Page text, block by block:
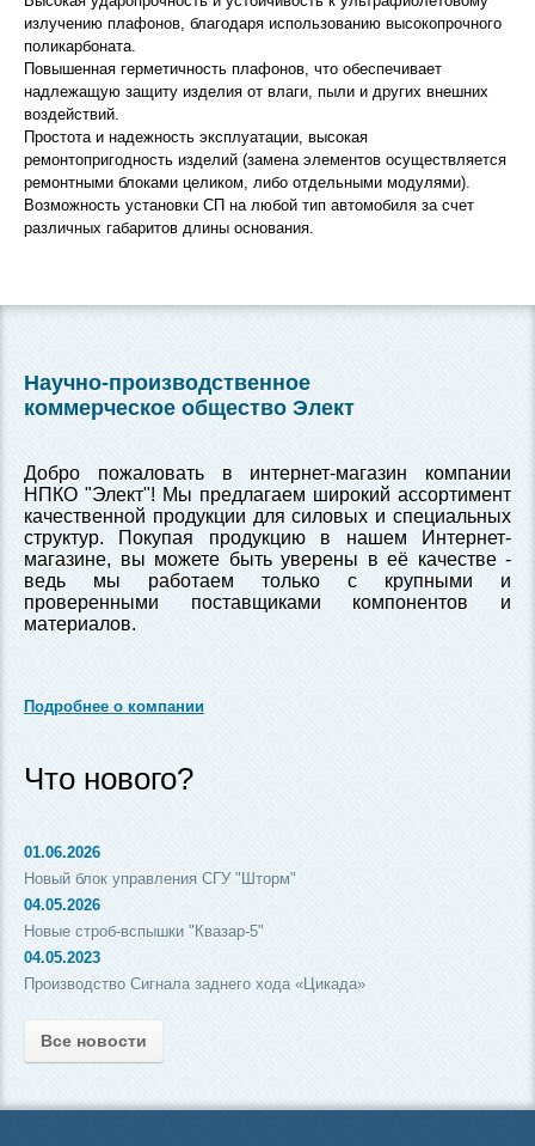
излучению плафонов, благодаря использованию высокопрочного
поликарбоната.
Повышенная герметичность плафонов, что обеспечивает
надлежащую защиту изделия от влаги, пыли и других внешних
воздействий.
Простота и надежность эксплуатации, высокая
ремонтопригодность изделий (замена элементов осуществляется
ремонтными блоками целиком, либо отдельными модулями).
Возможность установки СП на любой тип автомобиля за счет
различных габаритов длины основания.
Научно-производственное
коммерческое общество Элект
Добро пожаловать в интернет-магазин компании
НПКО "Элект"! Мы предлагаем широкий ассортимент
качественной продукции для силовых и специальных
структур. Покупая продукцию в нашем Интернет-
магазине, вы можете быть уверены в её качестве -
ведь мы работаем только с крупными и
проверенными поставщиками компонентов и
материалов.
Подробнее о компании
Что нового?
01.06.2026
Новый блок управления СГУ "Шторм"
04.05.2026
Новые строб-вспышки "Квазар-5"
04.05.2023
Производство Сигнала заднего хода «Цикада»
Все новости